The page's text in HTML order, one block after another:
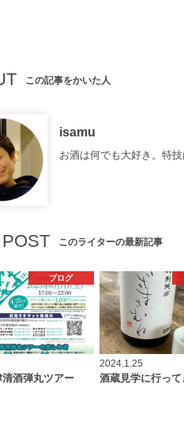
この記事をかいた人
isamu
お酒は何でも大好き。特技
このライターの最新記事
ブログ
酒弾丸ツアー
2024.1.25
酒蔵見学に行って